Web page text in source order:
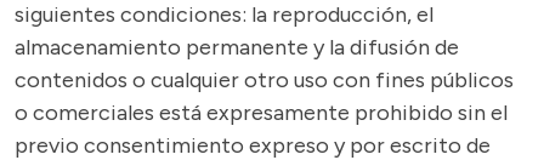
siguientes condiciones: la reproducción, el
almacenamiento permanente y la difusión de
contenidos o cualquier otro uso con fines públicos
o comerciales está expresamente prohibido sin el
previo consentimiento expreso y por escrito de